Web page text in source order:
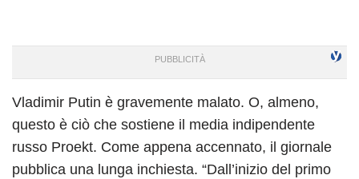
Vladimir Putin è gravemente malato. O, almeno,
questo è ciò che sostiene il media indipendente
russo Proekt. Come appena accennato, il giornale
pubblica una lunga inchiesta. “Dall’inizio del primo